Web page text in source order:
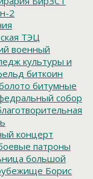
2
ТЭЦ
военный
культуры и
биткоин
битумные
собор
концерт
патроны
большой
Борис